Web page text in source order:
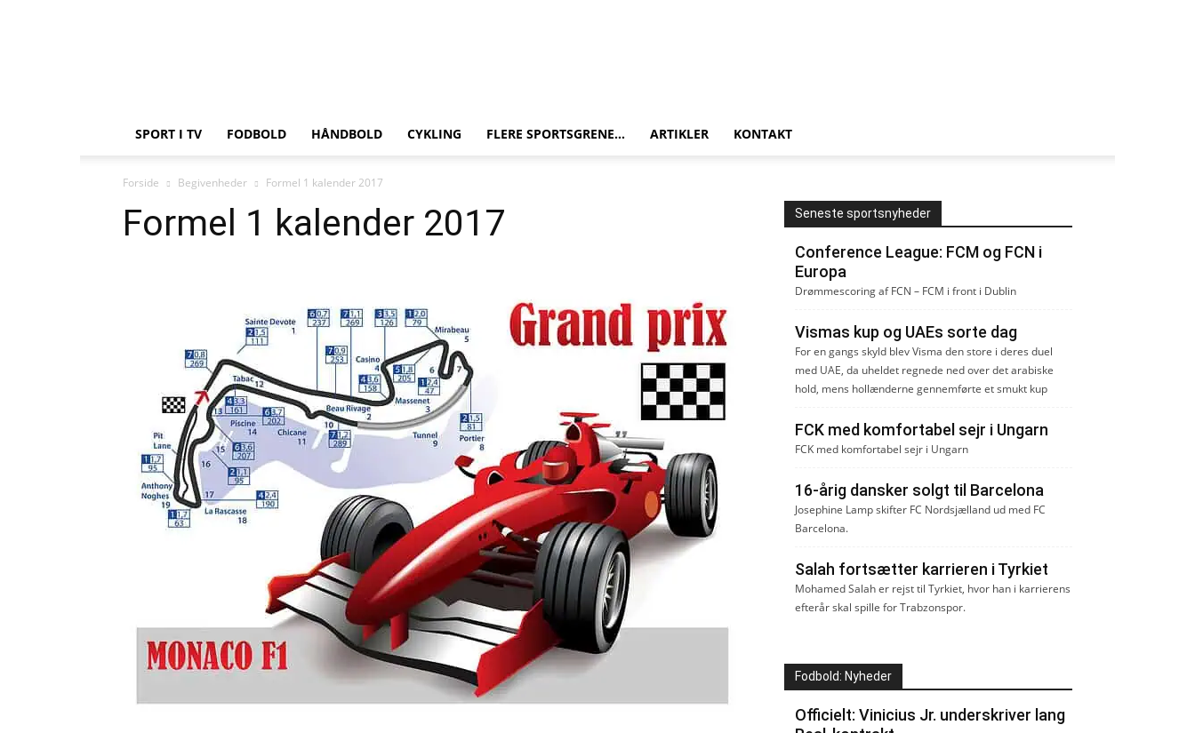
SPORT I TV FODBOLD HÅNDBOLD CYKLING FLERE SPORTSGRENE… ARTIKLER KONTAKT
Forside Begivenheder Formel 1 kalender 2017
Formel 1 kalender 2017 Seneste sportsnyheder
Conference League: FCM og FCN i
Europa
Drømmescoring af FCN – FCM i front i Dublin
Vismas kup og UAEs sorte dag
For en gangs skyld blev Visma den store i deres duel
med UAE, da uheldet regnede ned over det arabiske
hold, mens hollænderne gennemførte et smukt kup
FCK med komfortabel sejr i Ungarn
FCK med komfortabel sejr i Ungarn
16-årig dansker solgt til Barcelona
Josephine Lamp skifter FC Nordsjælland ud med FC
Barcelona.
Salah fortsætter karrieren i Tyrkiet
Mohamed Salah er rejst til Tyrkiet, hvor han i karrierens
efterår skal spille for Trabzonspor.
Fodbold: Nyheder
Officielt: Vinicius Jr. underskriver lang